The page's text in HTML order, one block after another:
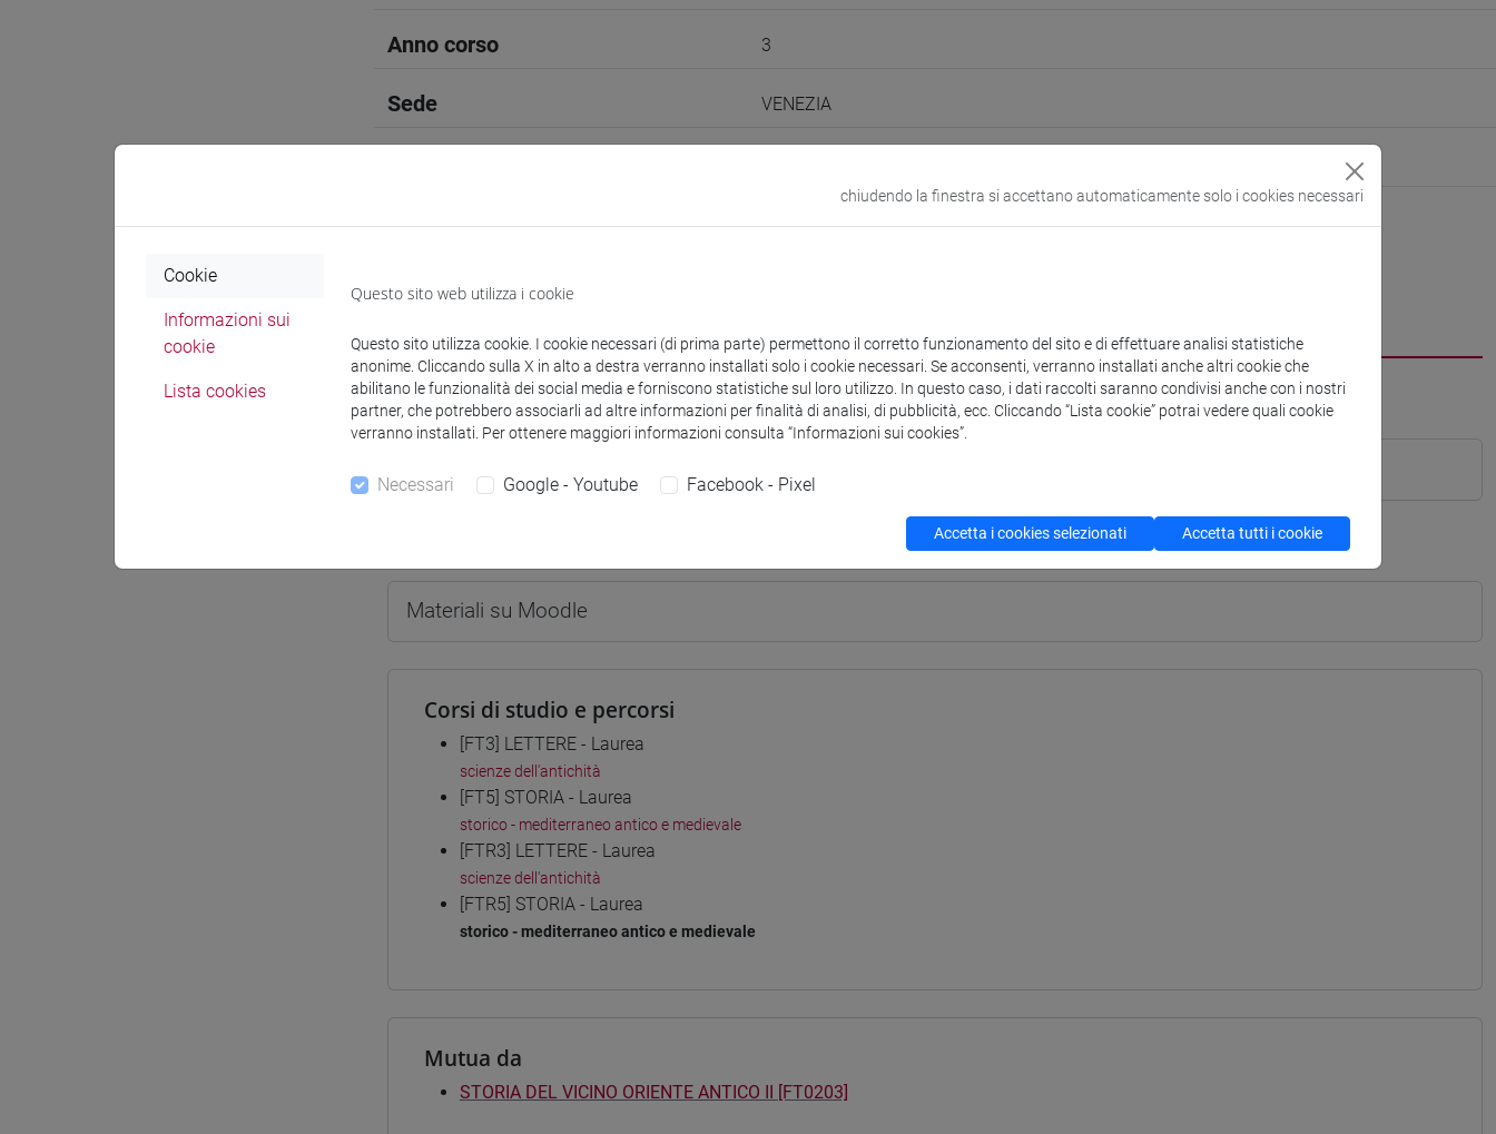
Anno corso 3
Sede VENEZIA
Docenti
Materiali su Moodle
Corsi di studio e percorsi
[FT3] LETTERE - Laurea
scienze dell'antichità
[FT5] STORIA - Laurea
storico - mediterraneo antico e medievale
[FTR3] LETTERE - Laurea
scienze dell'antichità
[FTR5] STORIA - Laurea
storico - mediterraneo antico e medievale
Mutua da
STORIA DEL VICINO ORIENTE ANTICO II [FT0203]
chiudendo la finestra si accettano automaticamente solo i cookies necessari
Cookie
Informazioni sui
cookie
Lista cookies
Questo sito web utilizza i cookie
Questo sito utilizza cookie. I cookie necessari (di prima parte) permettono il corretto funzionamento del sito e di effettuare analisi statistiche
anonime. Cliccando sulla X in alto a destra verranno installati solo i cookie necessari. Se acconsenti, verranno installati anche altri cookie che
abilitano le funzionalità dei social media e forniscono statistiche sul loro utilizzo. In questo caso, i dati raccolti saranno condivisi anche con i nostri
partner, che potrebbero associarli ad altre informazioni per finalità di analisi, di pubblicità, ecc. Cliccando “Lista cookie” potrai vedere quali cookie
verranno installati. Per ottenere maggiori informazioni consulta “Informazioni sui cookies”.
Necessari Google - Youtube Facebook - Pixel
Accetta i cookies selezionati Accetta tutti i cookie